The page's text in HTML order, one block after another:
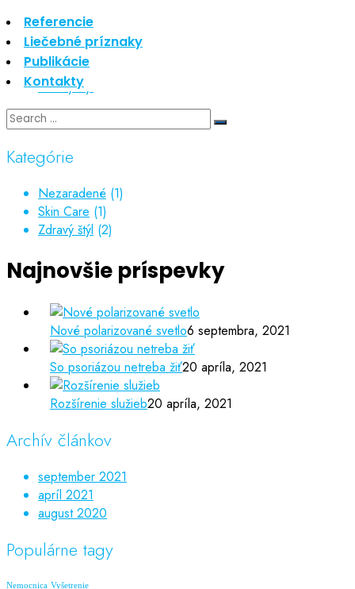
Referencie
Liečebné príznaky
Publikácie
Kontakty
Kategórie
Nezaradené
Skin Care
Zdravý štýl
Kategórie
Nezaradené (1)
Skin Care (1)
Zdravý štýl (2)
Najnovšie príspevky
Nové polarizované svetlo6 septembra, 2021
So psoriázou netreba žiť20 apríla, 2021
Rozšírenie služieb20 apríla, 2021
Archív článkov
september 2021
apríl 2021
august 2020
Populárne tagy
Nemocnica Vyšetrenie